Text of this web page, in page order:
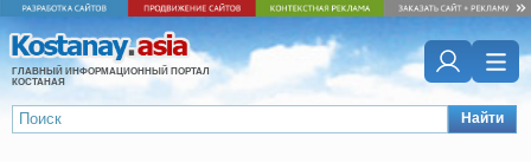
ГЛАВНЫЙ ИНФОРМАЦИОННЫЙ ПОРТАЛ
КОСТАНАЯ
Найти